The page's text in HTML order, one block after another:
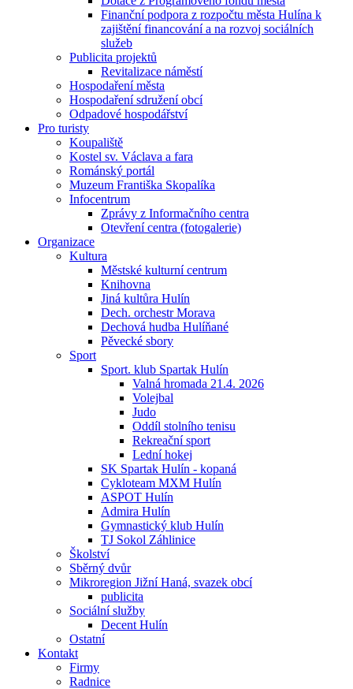
Finanční podpora z rozpočtu města Hulína k
zajištění financování a na rozvoj sociálních
služeb
Publicita projektů
Revitalizace náměstí
Hospodaření města
Hospodaření sdružení obcí
Odpadové hospodářství
Pro turisty
Koupaliště
Kostel sv. Václava a fara
Románský portál
Muzeum Františka Skopalíka
Infocentrum
Zprávy z Informačního centra
Otevření centra (fotogalerie)
Organizace
Kultura
Městské kulturní centrum
Knihovna
Jiná kultůra Hulín
Dech. orchestr Morava
Dechová hudba Hulíňané
Pěvecké sbory
Sport
Sport. klub Spartak Hulín
Valná hromada 21.4. 2026
Volejbal
Judo
Oddíl stolního tenisu
Rekreační sport
Lední hokej
SK Spartak Hulín - kopaná
Cykloteam MXM Hulín
ASPOT Hulín
Admira Hulín
Gymnastický klub Hulín
TJ Sokol Záhlinice
Školství
Sběrný dvůr
Mikroregion Jižní Haná, svazek obcí
publicita
Sociální služby
Decent Hulín
Ostatní
Kontakt
Firmy
Radnice